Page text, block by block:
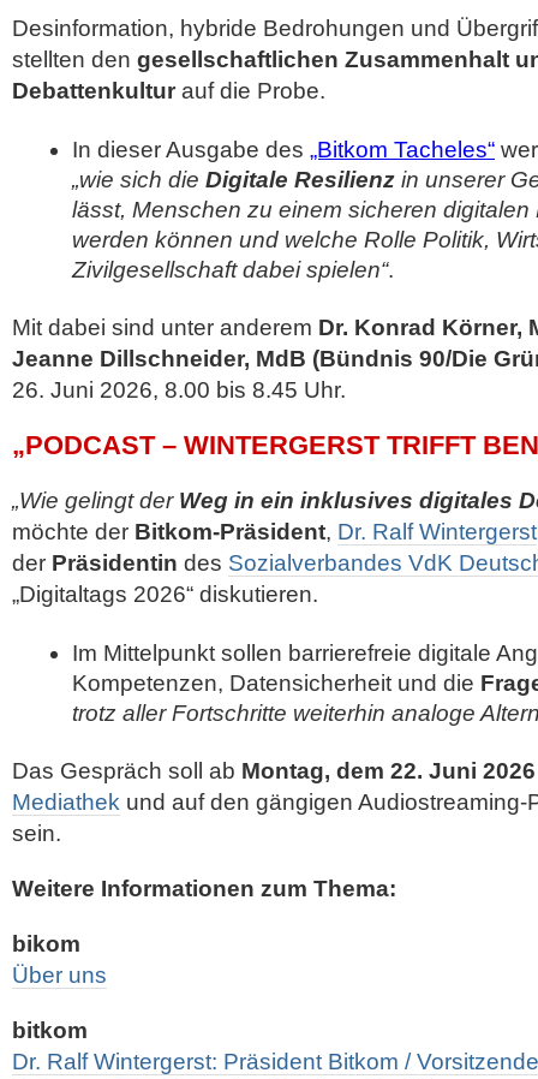
Desinformation, hybride Bedrohungen und
stellten den gesellschaftlichen Zusammenhalt
Debattenkultur auf die Probe.
In dieser Ausgabe des „Bitkom Tacheles“
„wie sich die Digitale Resilienz in unserer
lässt, Menschen zu einem sicheren digitalen
werden können und welche Rolle Politik,
Zivilgesellschaft dabei spielen“.
Mit dabei sind unter anderem Dr. Konrad Körner,
Jeanne Dillschneider, MdB (Bündnis 90/Die
26. Juni 2026, 8.00 bis 8.45 Uhr.
„PODCAST – WINTERGERST TRIFFT
„Wie gelingt der Weg in ein inklusives digitales
möchte der Bitkom-Präsident, Dr. Ralf Wintergerst
der Präsidentin des Sozialverbandes VdK
„Digitaltags 2026“ diskutieren.
Im Mittelpunkt sollen barrierefreie digitale
Kompetenzen, Datensicherheit und die
trotz aller Fortschritte weiterhin analoge
Das Gespräch soll ab Montag, dem 22. Juni 2026
Mediathek und auf den gängigen Audiostreaming-
sein.
Weitere Informationen zum Thema:
bikom
Über uns
bitkom
Dr. Ralf Wintergerst: Präsident Bitkom /